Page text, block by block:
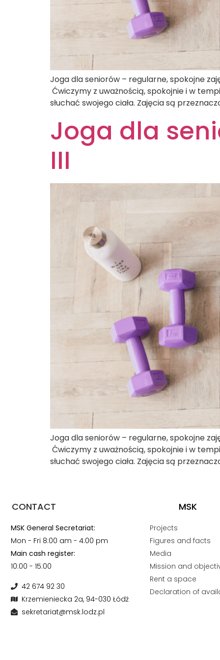
Joga dla seniorów – regularne, spokojne
Ćwiczymy z uważnością, spokojnie i w
słuchać swojego ciała. Zajęcia są
Joga dla
III
Joga dla seniorów – regularne, spokojne
Ćwiczymy z uważnością, spokojnie i w
słuchać swojego ciała. Zajęcia są
CONTACT MSK
MSK General Secretariat:
Mon - Fri 8:00 am - 4:00 pm
Main cash register:
10:00 - 15:00
42 674 92 30
Krzemieniecka 2a, 94-030 Łódź
sekretariat@msk.lodz.pl
Projects
Figures and facts
Media
Mission and
Rent a space
Declaration of